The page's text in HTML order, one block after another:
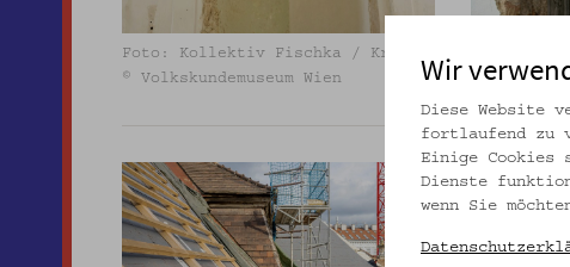
Foto: Kollektiv Fischka / Kramar
© Volkskundemuseum Wien
Wir
Diese Website
fortlaufend zu
Einige Cookies
Dienste
wenn Sie